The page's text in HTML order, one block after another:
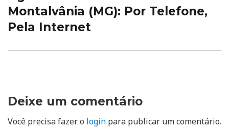
post:
Montalvânia (MG): Por Telefone,
Pela Internet
Deixe um comentário
Você precisa fazer o login para publicar um comentário.